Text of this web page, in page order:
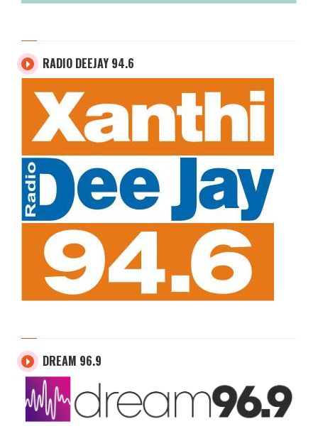
RADIO DEEJAY 94.6
DREAM 96.9